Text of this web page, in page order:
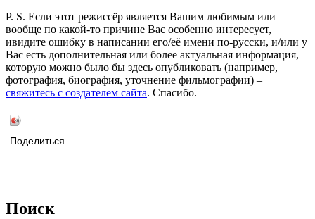
P. S. Если этот режиссёр является Вашим любимым или
вообще по какой-то причине Вас особенно интересует,
ивидите ошибку в написании его/её имени по-русски, и/или у
Вас есть дополнительная или более актуальная информация,
которую можно было бы здесь опубликовать (например,
фотография, биография, уточнение фильмографии) –
свяжитесь с создателем сайта. Спасибо.
Поделиться
Поиск